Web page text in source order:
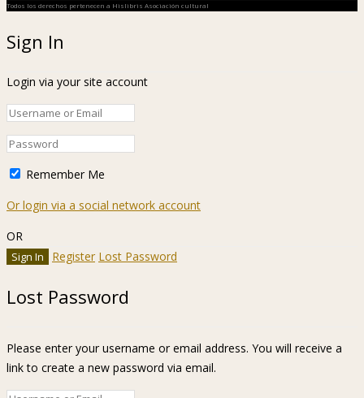
Todos los derechos pertenecen a Hislibris Asociación cultural
Sign In
Login via your site account
Remember Me
Or login via a social network account
OR
Register Lost Password
Lost Password
Please enter your username or email address. You will receive a
link to create a new password via email.